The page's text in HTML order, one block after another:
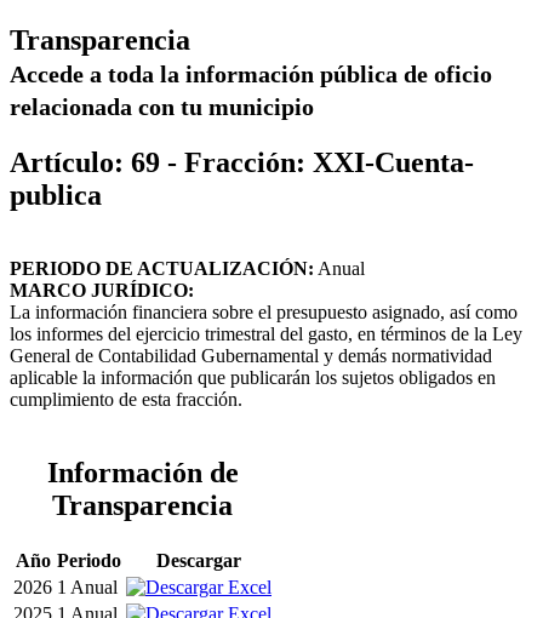
Transparencia
Accede a toda la información pública de oficio
relacionada con tu municipio
Artículo: 69 - Fracción: XXI-Cuenta-
publica
PERIODO DE ACTUALIZACIÓN: Anual
MARCO JURÍDICO:
La información financiera sobre el presupuesto asignado, así como
los informes del ejercicio trimestral del gasto, en términos de la Ley
General de Contabilidad Gubernamental y demás normatividad
aplicable la información que publicarán los sujetos obligados en
cumplimiento de esta fracción.
Información de
Transparencia
Año Periodo
Descargar
2026 1 Anual
2025 1 Anual